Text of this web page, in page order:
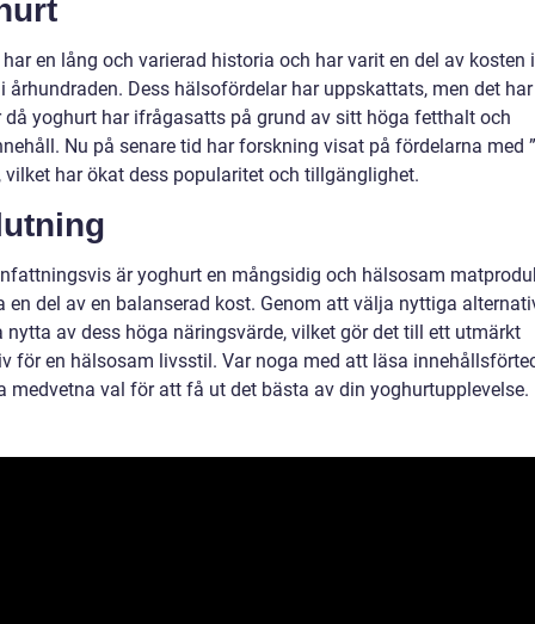
en lång och varierad historia och har varit en del av kosten
århundraden. Dess hälsofördelar har uppskattats, men det
då yoghurt har ifrågasatts på grund av sitt höga fetthalt och
Nu på senare tid har forskning visat på fördelarna med
vilket har ökat dess popularitet och tillgänglighet.
är yoghurt en mångsidig och hälsosam
en del av en balanserad kost. Genom att välja nyttiga
nytta av dess höga näringsvärde, vilket gör det till ett utmärkt
för en hälsosam livsstil. Var noga med att läsa
medvetna val för att få ut det bästa av din yoghurtupplevelse.